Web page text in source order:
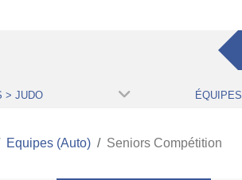
> JUDO ÉQUIPES
Equipes (Auto) Seniors Compétition